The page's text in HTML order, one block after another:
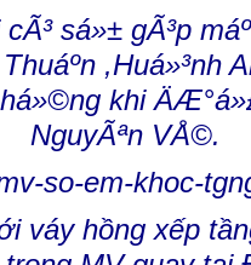
váy hồng xếp